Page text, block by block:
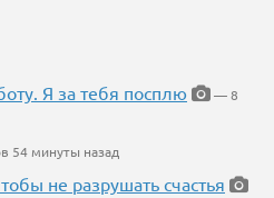
Я за тебя посплю
— 8
54 минуты назад
не разрушать счастья